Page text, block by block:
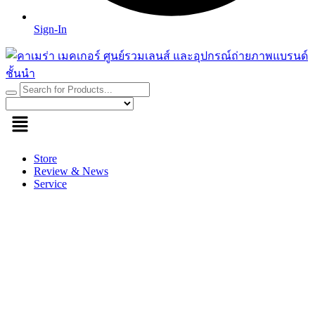
Sign-In
Store
Review & News
Service